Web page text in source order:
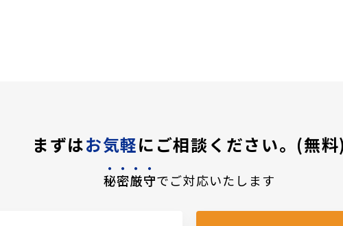
まずはお気軽にご相談ください。(無
秘密厳守でご対応いたします